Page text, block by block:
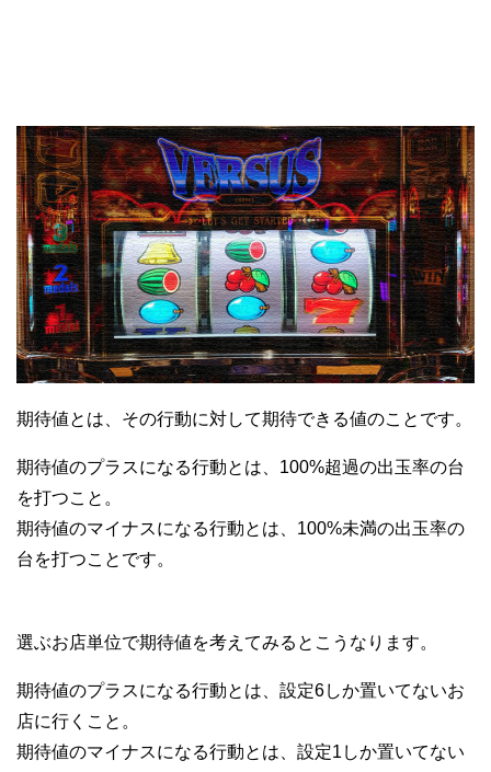
期待値とは、その行動に対して期待できる値のことです。
期待値のプラスになる行動とは、100%超過の出玉率の台
を打つこと。
期待値のマイナスになる行動とは、100%未満の出玉率の
台を打つことです。
選ぶお店単位で期待値を考えてみるとこうなります。
期待値のプラスになる行動とは、設定6しか置いてないお
店に行くこと。
期待値のマイナスになる行動とは、設定1しか置いてない